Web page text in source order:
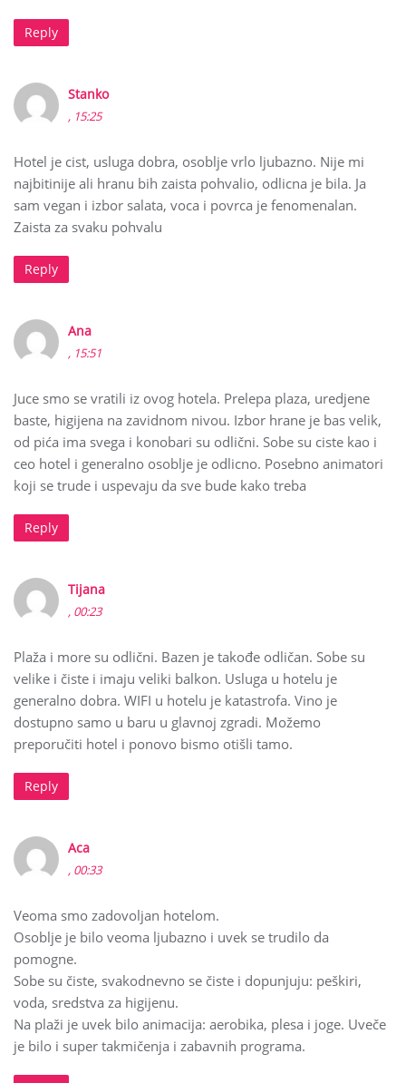
Reply
Stanko
, 15:25
Hotel je cist, usluga dobra, osoblje vrlo ljubazno. Nije mi
najbitinije ali hranu bih zaista pohvalio, odlicna je bila. Ja
sam vegan i izbor salata, voca i povrca je fenomenalan.
Zaista za svaku pohvalu
Reply
Ana
, 15:51
Juce smo se vratili iz ovog hotela. Prelepa plaza, uredjene
baste, higijena na zavidnom nivou. Izbor hrane je bas velik,
od pića ima svega i konobari su odlični. Sobe su ciste kao i
ceo hotel i generalno osoblje je odlicno. Posebno animatori
koji se trude i uspevaju da sve bude kako treba
Reply
Tijana
, 00:23
Plaža i more su odlični. Bazen je takođe odličan. Sobe su
velike i čiste i imaju veliki balkon. Usluga u hotelu je
generalno dobra. WIFI u hotelu je katastrofa. Vino je
dostupno samo u baru u glavnoj zgradi. Možemo
preporučiti hotel i ponovo bismo otišli ​​tamo.
Reply
Aca
, 00:33
Veoma smo zadovoljan hotelom.
Osoblje je bilo veoma ljubazno i uvek se trudilo da
pomogne.
Sobe su čiste, svakodnevno se čiste i dopunjuju: peškiri,
voda, sredstva za higijenu.
Na plaži je uvek bilo animacija: aerobika, plesa i joge. Uveče
je bilo i super takmičenja i zabavnih programa.